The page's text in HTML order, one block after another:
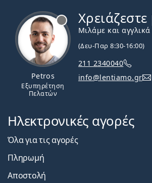
Petros
Εξυπηρέτηση
Πελατών
Μιλάμε και αγγλικά
(Δευ-Παρ 8:30-16:00)
211 2340040
info@lentiamo.gr
Ηλεκτρονικές αγορές
Όλα για τις αγορές
Πληρωμή
Αποστολή